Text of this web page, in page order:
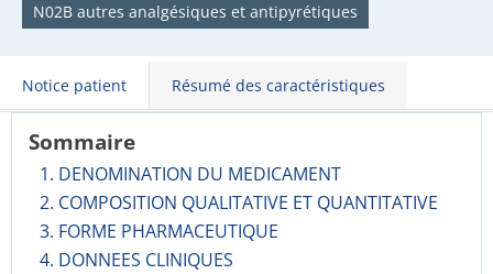
N02B autres analgésiques et antipyrétiques
Notice patient Résumé des caractéristiques
Sommaire
1. DENOMINATION DU MEDICAMENT
2. COMPOSITION QUALITATIVE ET QUANTITATIVE
3. FORME PHARMACEUTIQUE
4. DONNEES CLINIQUES